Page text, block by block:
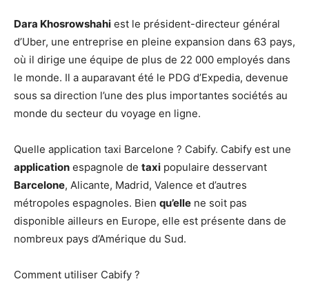
Dara Khosrowshahi est le président-directeur général
d’Uber, une entreprise en pleine expansion dans 63 pays,
où il dirige une équipe de plus de 22 000 employés dans
le monde. Il a auparavant été le PDG d’Expedia, devenue
sous sa direction l’une des plus importantes sociétés au
monde du secteur du voyage en ligne.
Quelle application taxi Barcelone ? Cabify. Cabify est une
application espagnole de taxi populaire desservant
Barcelone, Alicante, Madrid, Valence et d’autres
métropoles espagnoles. Bien qu’elle ne soit pas
disponible ailleurs en Europe, elle est présente dans de
nombreux pays d’Amérique du Sud.
Comment utiliser Cabify ?